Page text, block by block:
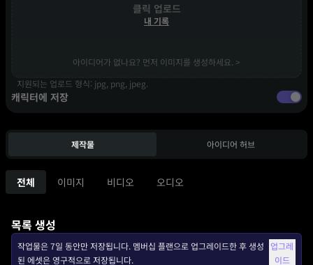
클릭 업로드
내 기록
아이디어가 없나요? 먼저 이미지를 생성하세요. >
지원되는 업로드 형식: jpg, png, jpeg.
캐릭터에 저장
제작물 아이디어 허브
전체 이미지 비디오 오디오
목록 생성
작업물은 7일 동안만 저장됩니다. 멤버십 플랜으로 업그레이드한 후 생성
된 에셋은 영구적으로 저장됩니다.
업그레
이드